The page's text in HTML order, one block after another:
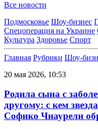
Все новости
Подмосковье Шоу-бизнес
Спецоперация на Украине
Культура Здоровье Спорт
Главная Рубрики Шоу-
20 мая 2026, 10:53
Родила сына с
другому: с кем
Софико Чиаурели